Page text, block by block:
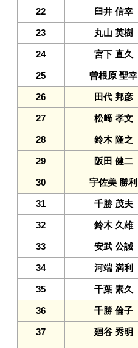
22 臼井 信幸
23 丸山 英樹
24 宮下 直久
25 曽根原 聖幸
26 田代 邦彦
27 松﨑 孝文
28 鈴木 隆之
29 阪田 健二
30 宇佐美 勝利
31 千勝 茂夫
32 鈴木 久雄
33 安武 公誠
34 河端 満利
35 千葉 素久
36 千勝 倫子
37 廻谷 秀明